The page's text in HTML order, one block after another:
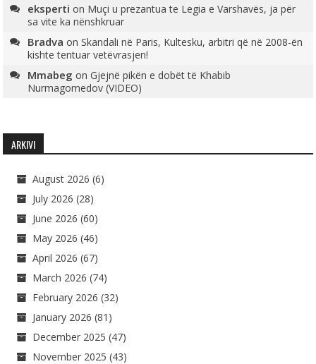
eksperti on Muçi u prezantua te Legia e Varshavës, ja për
sa vite ka nënshkruar
Bradva onSkandali në Paris, Kultesku, arbitri që në 2008-ën
kishte tentuar vetëvrasjen!
Mmabeg onGjejnë pikën e dobët të Khabib
Nurmagomedov (VIDEO)
ARKIVI
August 2026 (6)
July 2026 (28)
June 2026 (60)
May 2026 (46)
April 2026 (67)
March 2026 (74)
February 2026 (32)
January 2026 (81)
December 2025 (47)
November 2025 (43)